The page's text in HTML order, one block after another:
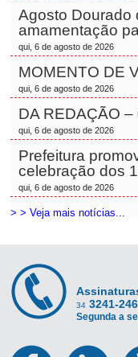
Agosto Dourado
amamentação
qui, 6 de agosto de 2026
MOMENTO DE
qui, 6 de agosto de 2026
DA REDAÇÃO
qui, 6 de agosto de 2026
Prefeitura
celebração dos
qui, 6 de agosto de 2026
> > Veja mais notícias...
34 3241-
Segunda a